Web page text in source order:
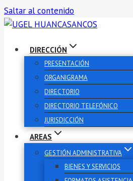
Saltar al contenido
DIRECCIÓN
PRESENTACIÓN
ORGANIGRAMA
DIRECTORIO
DIRECTORIO TELEFÓNICO
JURISDICCIÓN
AREAS
GESTIÓN ADMINISTRATIVA
BIENES Y SERVICIOS